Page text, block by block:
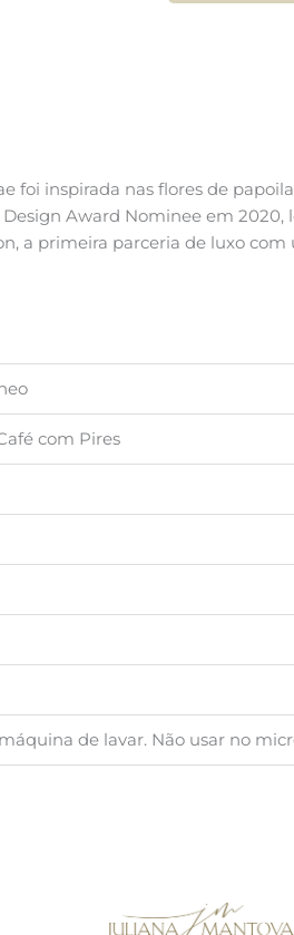
foi inspirada nas flores de
Award Nominee em 2020,
a primeira parceria de luxo
com Pires
de lavar. Não usar no